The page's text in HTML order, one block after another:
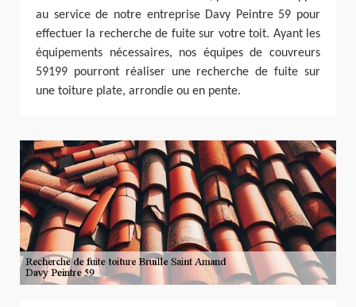
au service de notre entreprise Davy Peintre 59 pour
effectuer la recherche de fuite sur votre toit. Ayant les
équipements nécessaires, nos équipes de couvreurs
59199 pourront réaliser une recherche de fuite sur
une toiture plate, arrondie ou en pente.